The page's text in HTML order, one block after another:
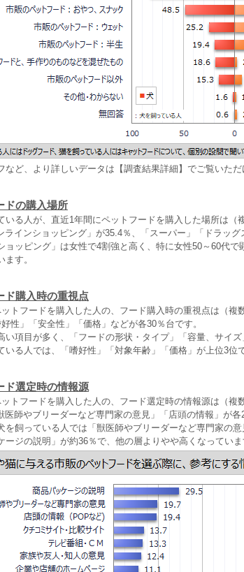
ど、より詳しいデータは【調査結果詳細】でご覧いただ
ドの購入場所
いる人が、直近1年間にペットフードを購入した場所は（
ラインショッピング」が35.4％、「スーパー」「ドラッグ
ョッピング」は女性で4割強と高く、特に女性50～60代
す。
ド購入時の重視点
トフードを購入した人の、フード購入時の重視点は（複
性」「安全性」「価格」などが各30％台です。
い項目が多く、「フードの形状・タイプ」「容量、サイ
いる人では、「嗜好性」「対象年齢」「価格」が上位3位で
ド選定時の情報源
トフードを購入した人の、フード選定時の情報源は（複
医師やブリーダーなど専門家の意見」「店頭の情報」が各
を飼っている人では「獣医師やブリーダーなど専門家の
ージの説明」が約36％で、他の層よりやや高くなっていま